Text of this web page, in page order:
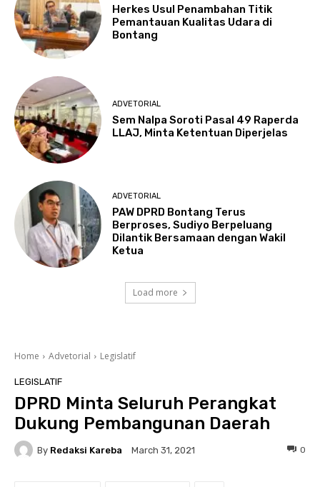
Herkes Usul Penambahan Titik
Pemantauan Kualitas Udara di
Bontang
ADVETORIAL
Sem Nalpa Soroti Pasal 49 Raperda
LLAJ, Minta Ketentuan Diperjelas
ADVETORIAL
PAW DPRD Bontang Terus
Berproses, Sudiyo Berpeluang
Dilantik Bersamaan dengan Wakil
Ketua
Load more